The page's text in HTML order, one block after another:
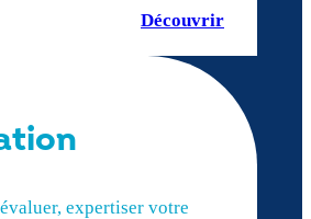
Découvrir
expertiser votre